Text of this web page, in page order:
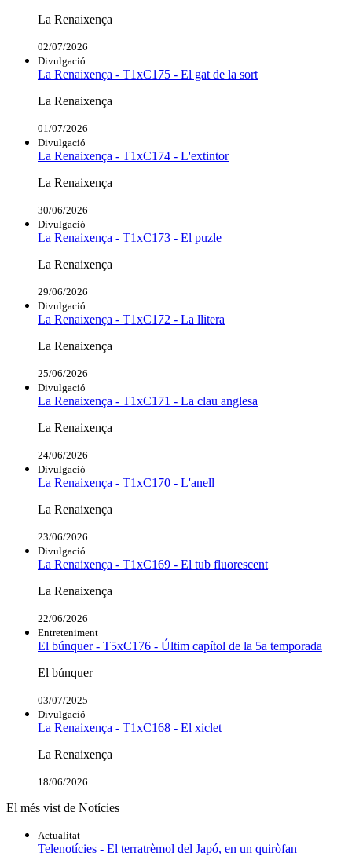
La Renaixença
02/07/2026
Divulgació
La Renaixença - T1xC175 - El gat de la sort
La Renaixença
01/07/2026
Divulgació
La Renaixença - T1xC174 - L'extintor
La Renaixença
30/06/2026
Divulgació
La Renaixença - T1xC173 - El puzle
La Renaixença
29/06/2026
Divulgació
La Renaixença - T1xC172 - La llitera
La Renaixença
25/06/2026
Divulgació
La Renaixença - T1xC171 - La clau anglesa
La Renaixença
24/06/2026
Divulgació
La Renaixença - T1xC170 - L'anell
La Renaixença
23/06/2026
Divulgació
La Renaixença - T1xC169 - El tub fluorescent
La Renaixença
22/06/2026
Entreteniment
El búnquer - T5xC176 - Últim capítol de la 5a temporada
El búnquer
03/07/2025
Divulgació
La Renaixença - T1xC168 - El xiclet
La Renaixença
18/06/2026
El més vist de Notícies
Actualitat
Telenotícies - El terratrèmol del Japó, en un quiròfan